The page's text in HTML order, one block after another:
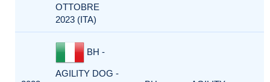
OTTOBRE
2023 (ITA)
BH -
AGILITY DOG -